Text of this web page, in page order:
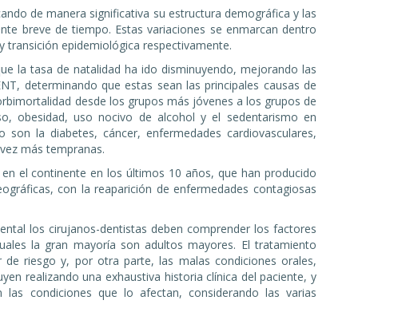
de manera significativa su estructura demográfica y las
breve de tiempo. Estas variaciones se enmarcan dentro
epidemiológica respectivamente.
la tasa de natalidad ha ido disminuyendo, mejorando las
determinando que estas sean las principales causas de
desde los grupos más jóvenes a los grupos de
obesidad, uso nocivo de alcohol y el sedentarismo en
la diabetes, cáncer, enfermedades cardiovasculares,
más tempranas.
el continente en los últimos 10 años, que han producido
con la reaparición de enfermedades contagiosas
los cirujanos-dentistas deben comprender los factores
la gran mayoría son adultos mayores. El tratamiento
riesgo y, por otra parte, las malas condiciones orales,
realizando una exhaustiva historia clínica del paciente, y
condiciones que lo afectan, considerando las varias